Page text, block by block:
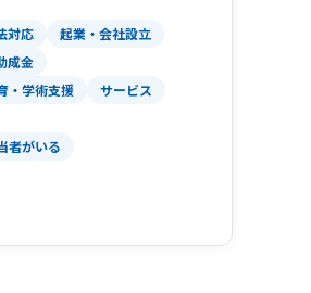
。
が必要とする様々なサ
する様々なサービスを
対応
起業・会社設立
成金
・学術支援
サービス
者がいる